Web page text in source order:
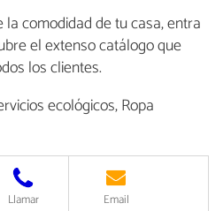
comodidad de tu casa, entra
el extenso catálogo que
los clientes.
ecológicos, Ropa
Llamar Email